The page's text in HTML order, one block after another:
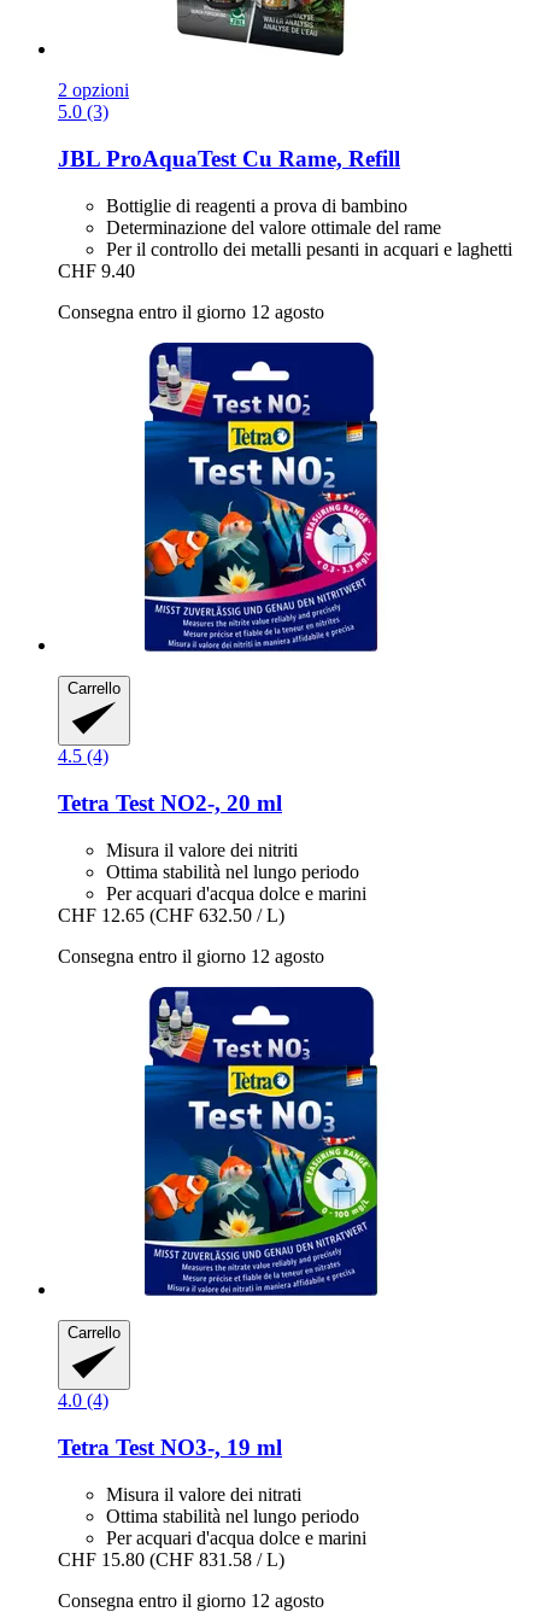
2 opzioni
5.0 (3)
JBL ProAquaTest Cu Rame, Refill
Bottiglie di reagenti a prova di bambino
Determinazione del valore ottimale del rame
Per il controllo dei metalli pesanti in acquari e laghetti
CHF 9.40
Consegna entro il giorno 12 agosto
Carrello
4.5 (4)
Tetra Test NO2-​, 20 ml
Misura il valore dei nitriti
Ottima stabilità nel lungo periodo
Per acquari d'acqua dolce e marini
CHF 12.65 (CHF 632.50 / L)
Consegna entro il giorno 12 agosto
Carrello
4.0 (4)
Tetra Test NO3-​, 19 ml
Misura il valore dei nitrati
Ottima stabilità nel lungo periodo
Per acquari d'acqua dolce e marini
CHF 15.80 (CHF 831.58 / L)
Consegna entro il giorno 12 agosto